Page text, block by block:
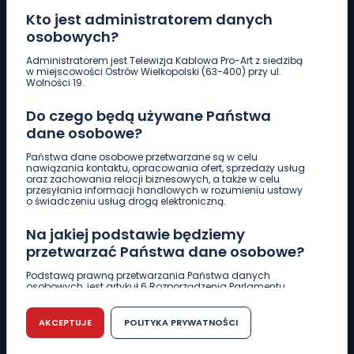
Kto jest administratorem danych
osobowych?
Administratorem jest Telewizja Kablowa Pro-Art z siedzibą
w miejscowości Ostrów Wielkopolski (63-400) przy ul.
Wolności 19.
Do czego będą używane Państwa
dane osobowe?
Państwa dane osobowe przetwarzane są w celu
nawiązania kontaktu, opracowania ofert, sprzedaży usług
oraz zachowania relacji biznesowych, a także w celu
przesyłania informacji handlowych w rozumieniu ustawy
o świadczeniu usług drogą elektroniczną.
Na jakiej podstawie będziemy
przetwarzać Państwa dane osobowe?
Podstawą prawną przetwarzania Państwa danych
osobowych, jest artykuł 6 Rozporządzenia Parlamentu
r. w sprawie ochrony osób fizycznych w związku z
przetwarzaniem danych osobowych w sprawie
swobodnego przepływu takich danych oraz uchylenia
dyrektywy 95/46/WE (RODO).
AKCEPTUJE POLITYKA PRYWATNOŚCI
Pobierz logotyp
661 997 997
REDAKCJA
62 735 22 22redakcja@wlkp24.info
DZIAŁ REKLAMY
62 735 01 85 reklama@wlkp24.info
WIADOMOŚCI
CIEKAWOSTKI